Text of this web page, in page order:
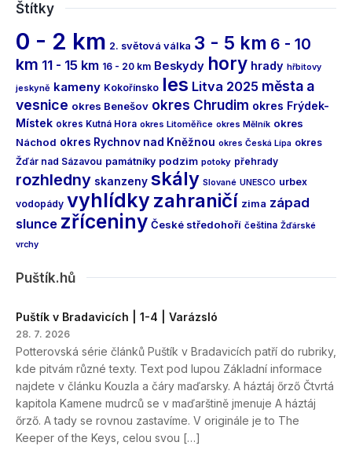
Štítky
0 - 2 km 2. světová válka 3 - 5 km 6 - 10
km 11 - 15 km 16 - 20 km Beskydy hory hrady hřbitovy
jeskyně kameny Kokořínsko les Litva 2025 města a
vesnice okres Benešov okres Chrudim okres Frýdek-
Místek okres Kutná Hora okres Litoměřice okres Mělník okres
Náchod okres Rychnov nad Kněžnou okres Česká Lípa okres
Žďár nad Sázavou památníky podzim potoky přehrady
rozhledny skanzeny skály Slované UNESCO urbex
vodopády vyhlídkyzahraničí zima západ
slunce zříceniny České středohoří čeština Žďárské
vrchy
Puštík.hů
Puštík v Bradavicích | 1-4 | Varázsló
28. 7. 2026
Potterovská série článků Puštík v Bradavicích patří do rubriky,
kde pitvám různé texty. Text pod lupou Základní informace
najdete v článku Kouzla a čáry maďarsky. A háztáj őrző Čtvrtá
kapitola Kamene mudrců se v maďarštině jmenuje A háztáj
őrző. A tady se rovnou zastavíme. V originále je to The
Keeper of the Keys, celou svou […]